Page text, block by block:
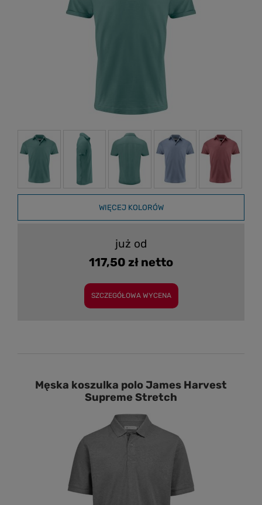
WIĘCEJ KOLORÓW
już od
117,50 zł netto
SZCZEGÓŁOWA WYCENA
Męska koszulka polo James Harvest
Supreme Stretch